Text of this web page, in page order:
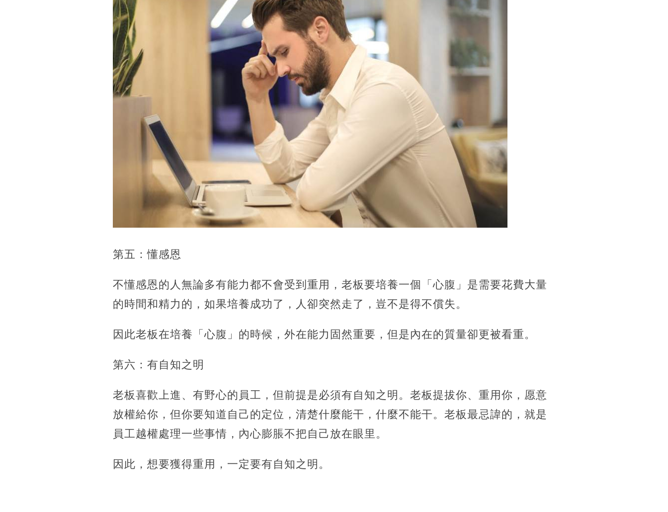
第五：懂感恩
不懂感恩的人無論多有能力都不會受到重用，老板要培養一個「心腹」是需要花費大量
的時間和精力的，如果培養成功了，人卻突然走了，豈不是得不償失。
因此老板在培養「心腹」的時候，外在能力固然重要，但是內在的質量卻更被看重。
第六：有自知之明
老板喜歡上進、有野心的員工，但前提是必須有自知之明。老板提拔你、重用你，愿意
放權給你，但你要知道自己的定位，清楚什麼能干，什麼不能干。老板最忌諱的，就是
員工越權處理一些事情，內心膨脹不把自己放在眼里。
因此，想要獲得重用，一定要有自知之明。